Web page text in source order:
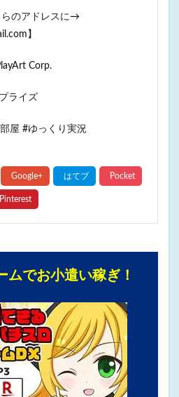
らのアドレスに→
】
Corp.
ライズ
屋 #ゆっくり実況
ムでお小遣い稼ぎ！